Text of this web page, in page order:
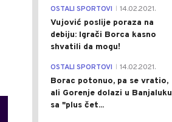
OSTALI SPORTOVI 14.02.2021.
Vujović poslije poraza na
debiju: Igrači Borca kasno
shvatili da mogu!
OSTALI SPORTOVI 14.02.2021.
Borac potonuo, pa se vratio,
ali Gorenje dolazi u Banjaluku
sa "plus čet...